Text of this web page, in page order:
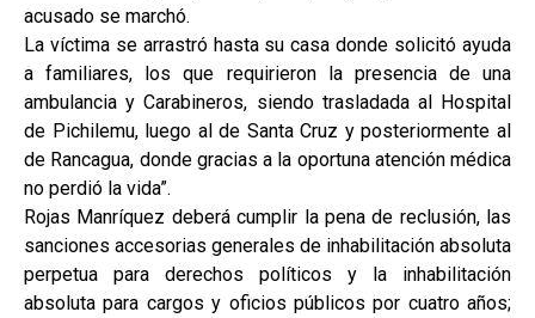
acusado se marchó.
La víctima se arrastró hasta su casa donde solicitó ayuda
a familiares, los que requirieron la presencia de una
ambulancia y Carabineros, siendo trasladada al Hospital
de Pichilemu, luego al de Santa Cruz y posteriormente al
de Rancagua, donde gracias a la oportuna atención médica
no perdió la vida”.
Rojas Manríquez deberá cumplir la pena de reclusión, las
sanciones accesorias generales de inhabilitación absoluta
perpetua para derechos políticos y la inhabilitación
absoluta para cargos y oficios públicos por cuatro años;